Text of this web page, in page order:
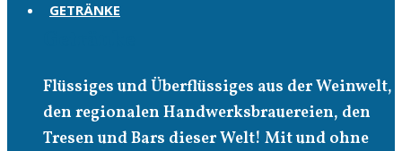
GETRÄNKE
Flüssiges und Überflüssiges aus der Weinwelt,
den regionalen Handwerksbrauereien, den
Tresen und Bars dieser Welt! Mit und ohne